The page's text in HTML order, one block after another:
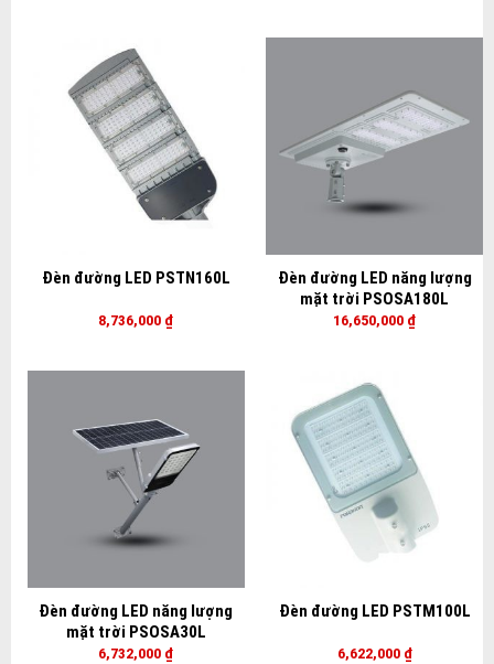
Đèn đường LED PSTN160L
8,736,000 ₫
Đèn đường LED năng lượng
mặt trời PSOSA180L
16,650,000 ₫
Đèn đường LED năng lượng
mặt trời PSOSA30L
6,732,000 ₫
Đèn đường LED PSTM100L
6,622,000 ₫